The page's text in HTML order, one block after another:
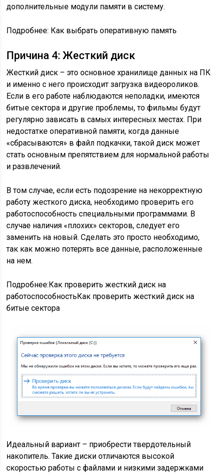
дополнительные модули памяти в систему.
Подробнее: Как выбрать оперативную память
Причина 4: Жесткий диск
Жесткий диск – это основное хранилище данных на ПК
и именно с него происходит загрузка видеороликов.
Если в его работе наблюдаются неполадки, имеются
битые сектора и другие проблемы, то фильмы будут
регулярно зависать в самых интересных местах. При
недостатке оперативной памяти, когда данные
«сбрасываются» в файл подкачки, такой диск может
стать основным препятствием для нормальной работы
и развлечений.
В том случае, если есть подозрение на некорректную
работу жесткого диска, необходимо проверить его
работоспособность специальными программами. В
случае наличия «плохих» секторов, следует его
заменить на новый. Сделать это просто необходимо,
так как можно потерять все данные, расположенные
на нем.
Подробнее:Как проверить жесткий диск на
работоспособностьКак проверить жесткий диск на
битые сектора
Идеальный вариант – приобрести твердотельный
накопитель. Такие диски отличаются высокой
скоростью работы с файлами и низкими задержками